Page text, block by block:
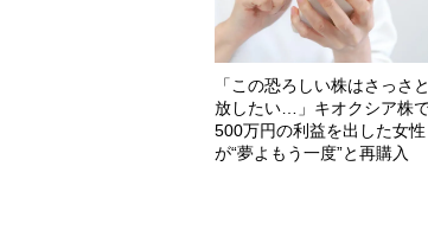
「この恐ろしい株はさっさ
放したい…」キオクシア株
500万円の利益を出した女性
が“夢よもう一度”と再購入